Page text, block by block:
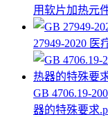
用软片加热元
27949-2020 医
GB 4706.19-
器的特殊要求